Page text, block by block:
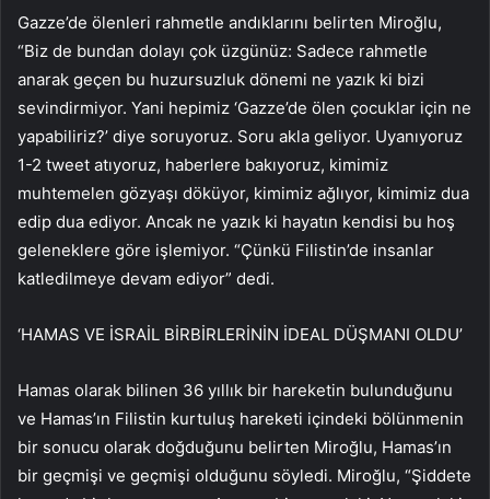
Gazze’de ölenleri rahmetle andıklarını belirten Miroğlu,
“Biz de bundan dolayı çok üzgünüz: Sadece rahmetle
anarak geçen bu huzursuzluk dönemi ne yazık ki bizi
sevindirmiyor. Yani hepimiz ‘Gazze’de ölen çocuklar için ne
yapabiliriz?’ diye soruyoruz. Soru akla geliyor. Uyanıyoruz
1-2 tweet atıyoruz, haberlere bakıyoruz, kimimiz
muhtemelen gözyaşı döküyor, kimimiz ağlıyor, kimimiz dua
edip dua ediyor. Ancak ne yazık ki hayatın kendisi bu hoş
geleneklere göre işlemiyor. “Çünkü Filistin’de insanlar
katledilmeye devam ediyor” dedi.
‘HAMAS VE İSRAİL BİRBİRLERİNİN İDEAL DÜŞMANI OLDU’
Hamas olarak bilinen 36 yıllık bir hareketin bulunduğunu
ve Hamas’ın Filistin kurtuluş hareketi içindeki bölünmenin
bir sonucu olarak doğduğunu belirten Miroğlu, Hamas’ın
bir geçmişi ve geçmişi olduğunu söyledi. Miroğlu, “Şiddete